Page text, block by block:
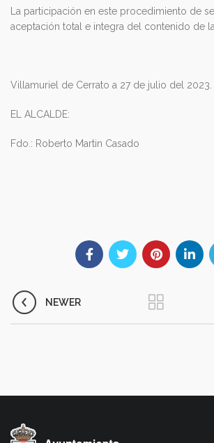
La participación en este procedimiento de
aceptación total e integra del contenido de
Villamuriel de Cerrato a 27 de julio del 2023.
EL ALCALDE:
Fdo.: Roberto Martin Casado
NEWER